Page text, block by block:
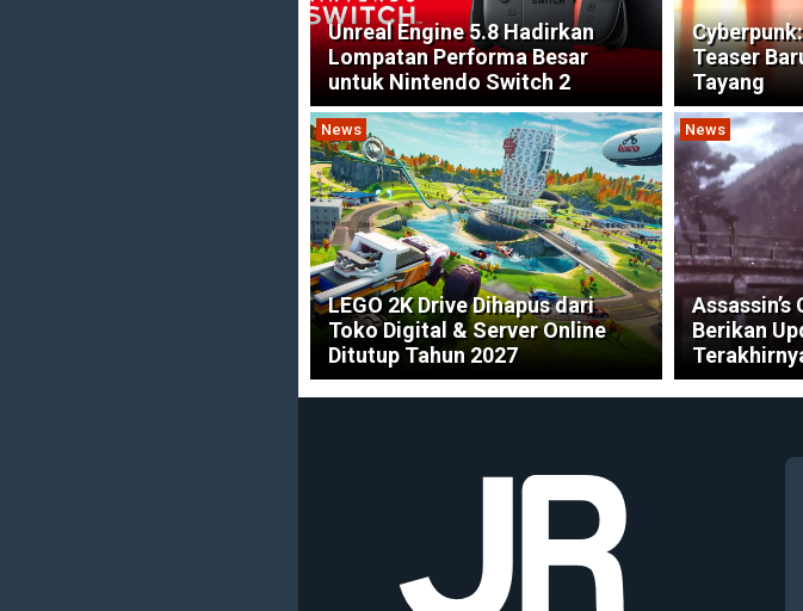
Unreal Engine 5.8 Hadirkan
Lompatan Performa Besar
untuk Nintendo Switch 2
Teaser
Tayang
News
LEGO 2K Drive Dihapus dari
Toko Digital & Server Online
Ditutup Tahun 2027
News
Berikan